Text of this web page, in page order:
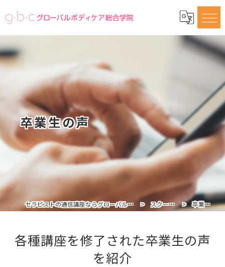
卒業生の声
セラピストの通信講座ならグローバルボディケア総合学院 スクール情報 卒業生の声
各種講座を修了された卒業生の声
を紹介